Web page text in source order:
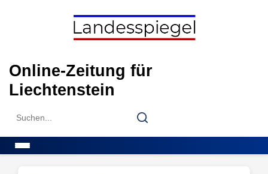
Online-Zeitung für
Liechtenstein
Search
Search